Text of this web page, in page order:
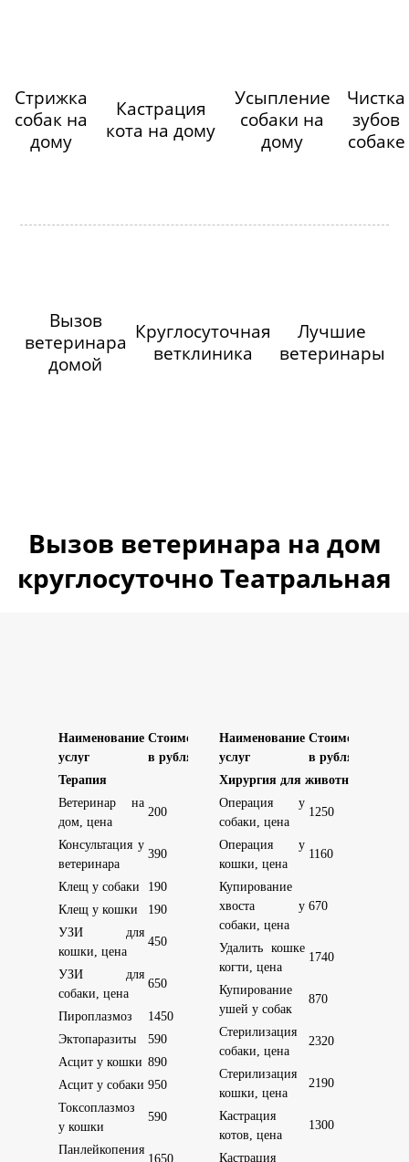
Стрижка
собак на
дому
Кастрация
кота на дому
Усыпление
собаки на
дому
Чистка
зубов
собаке
Вызов
ветеринара
домой
Круглосуточная
ветклиника
Лучшие
ветеринары
Вызов ветеринара на дом
круглосуточно Театральная
Наименование
услуг
Стоимость
в рублях
Терапия
Ветеринар на
дом, цена
200
Консультация у
ветеринара
390
Клещ у собаки
190
Клещ у кошки
190
УЗИ для
кошки, цена
450
УЗИ для
собаки, цена
650
Пироплазмоз
1450
Эктопаразиты
590
Асцит у кошки 890
Асцит у собаки 950
Токсоплазмоз
у кошки
590
Панлейкопения
1650
Наименование
услуг
Стоимость
в рублях
Хирургия для животных
Операция у
собаки, цена
1250
Операция у
кошки, цена
1160
Купирование
хвоста у
собаки, цена
670
Удалить кошке
когти, цена
1740
Купирование
ушей у собак
870
Стерилизация
собаки, цена
2320
Стерилизация
кошки, цена
2190
Кастрация
котов, цена
1300
Кастрация